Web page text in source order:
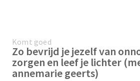
Komt goed
Zo bevrijd je jezelf van
zorgen en leef je lichter
annemarie geerts)